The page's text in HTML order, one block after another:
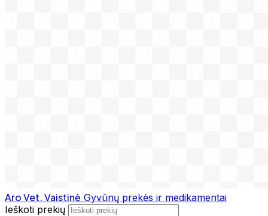
Aro Vet. Vaistinė Gyvūnų prekės ir medikamentai
Ieškoti prekių